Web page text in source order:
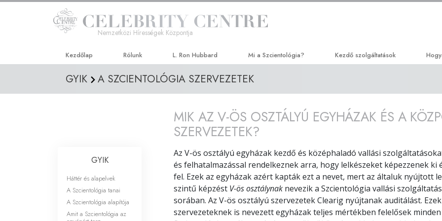
Nemzetközi Hírességek Központja
Kezdőlap Rólunk L. Ron Hubbard Mi a Szcientológia?
Hittételek és gyakorlatok
Mit mondanak a szcientológusok
a Szcientológiáról?
Látogatás egy egyházban
A Szcientológia alapelvei
Bevezetés a Dianetikába
Kezdő szolgáltatások
Életjobbítás
Az
GYIK A SZCIENTOLÓGIA SZERVEZETEK
MIK AZ V-ÖS OSZTÁLYÚ EGYHÁZAK ÉS A
SZERVEZETEK?
Az V-ös osztályú egyházak kezdő és középhaladó vallási
és felhatalmazással rendelkeznek arra, hogy lelkészeket képezzenek ki
fel. Ezek az egyházak azért kapták ezt a nevet, mert az általuk nyújtott
szintű képzést V-ös osztálynak nevezik a Szcientológia vallási
sorában. Az V-ös osztályú szervezetek Clearig nyújtanak auditálást.
szervezeteknek is nevezett egyházak teljes mértékben felelősek minden
GYIK
Háttér és alapelvek
A Szcientológia tanai
A Szcientológia alapítója
Amit a Szcientológia az